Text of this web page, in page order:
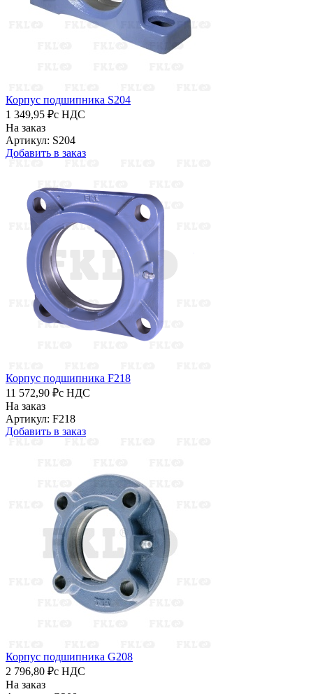
Корпус подшипника S204
1 349,95 ₽с НДС
На заказ
Артикул: S204
Добавить в заказ
Корпус подшипника F218
11 572,90 ₽с НДС
На заказ
Артикул: F218
Добавить в заказ
Корпус подшипника G208
2 796,80 ₽с НДС
На заказ